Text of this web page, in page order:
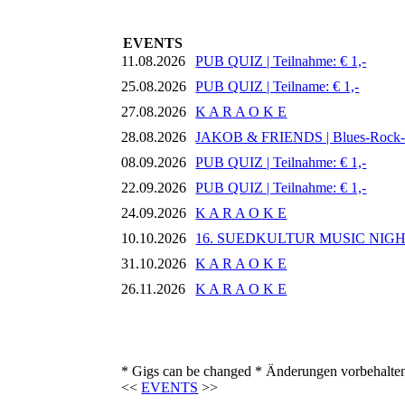
EVENTS
11.08.2026
PUB QUIZ | Teilnahme: € 1,-
25.08.2026
PUB QUIZ | Teilname: € 1,-
27.08.2026
K A R A O K E
28.08.2026
JAKOB & FRIENDS | Blues-
08.09.2026
PUB QUIZ | Teilnahme: € 1,-
22.09.2026
PUB QUIZ | Teilnahme: € 1,-
24.09.2026
K A R A O K E
10.10.2026
16. SUEDKULTUR MUSIC
31.10.2026
K A R A O K E
26.11.2026
K A R A O K E
* Gigs can be changed * Änderungen
<<EVENTS >>